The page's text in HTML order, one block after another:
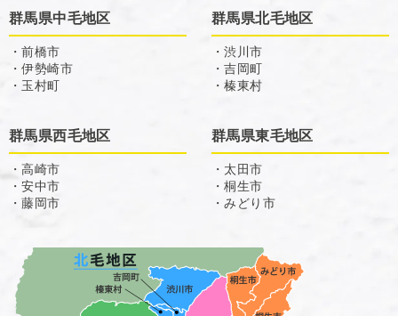
群馬県中毛地区
・前橋市
・伊勢崎市
・玉村町
群馬県北毛地区
・渋川市
・吉岡町
・榛東村
群馬県西毛地区
・高崎市
・安中市
・藤岡市
群馬県東毛地区
・太田市
・桐生市
・みどり市